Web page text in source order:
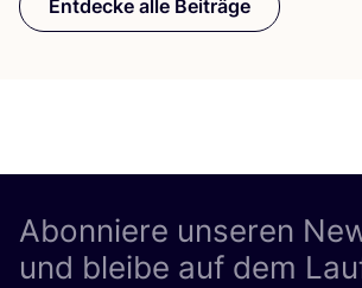
Entdecke alle Beiträge
Abonniere unseren
und bleibe auf dem